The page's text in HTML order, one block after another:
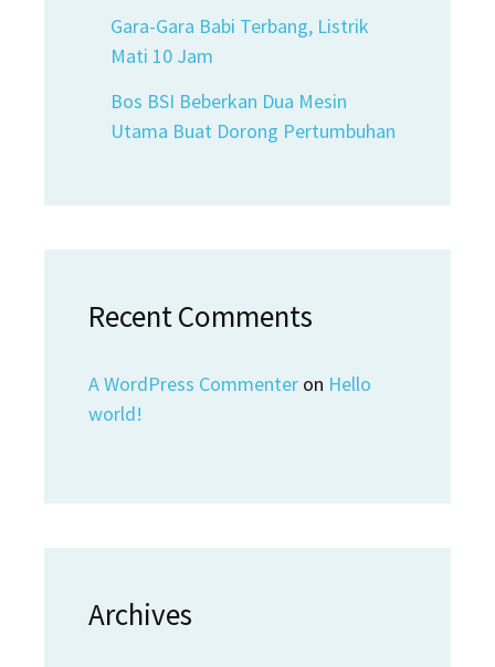
Gara-Gara Babi Terbang, Listrik
Mati 10 Jam
Bos BSI Beberkan Dua Mesin
Utama Buat Dorong Pertumbuhan
Recent Comments
A WordPress Commenter on Hello
world!
Archives